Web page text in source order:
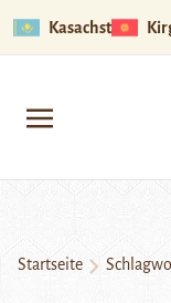
Kasachstan
Startseite